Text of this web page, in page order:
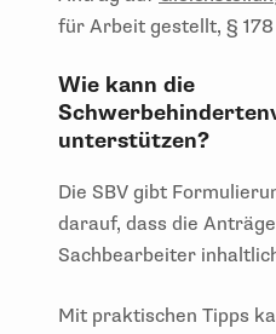
für Arbeit gestellt, § 178
Wie kann die
unterstützen?
Die SBV gibt
darauf, dass die
Sachbearbeiter
Mit praktischen Tipps